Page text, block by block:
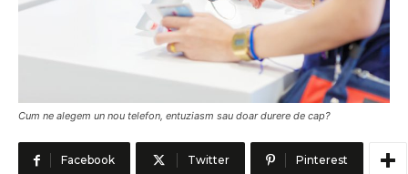
Cum ne alegem un nou telefon, entuziasm sau doar durere de cap?
Facebook Twitter Pinterest